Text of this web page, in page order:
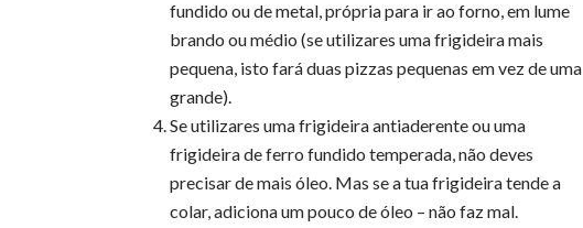
fundido ou de metal, própria para ir ao forno, em lume
brando ou médio (se utilizares uma frigideira mais
pequena, isto fará duas pizzas pequenas em vez de uma
grande).
Se utilizares uma frigideira antiaderente ou uma
frigideira de ferro fundido temperada, não deves
precisar de mais óleo. Mas se a tua frigideira tende a
colar, adiciona um pouco de óleo – não faz mal.